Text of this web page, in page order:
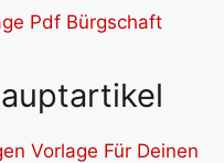
Vorlage Für Deinen